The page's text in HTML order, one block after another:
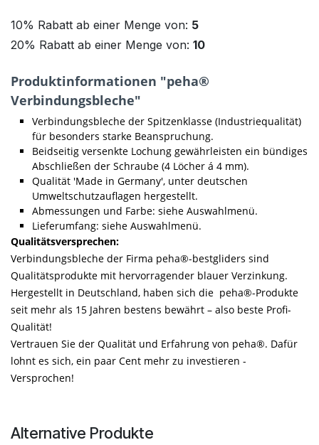
10% Rabatt ab einer Menge von: 5
20% Rabatt ab einer Menge von: 10
Produktinformationen "peha®
Verbindungsbleche"
Verbindungsbleche der Spitzenklasse (Industriequalität)
für besonders starke Beanspruchung.
Beidseitig versenkte Lochung gewährleisten ein bündiges
Abschließen der Schraube (4 Löcher á 4 mm).
Qualität 'Made in Germany', unter deutschen
Umweltschutzauflagen hergestellt.
Abmessungen und Farbe: siehe Auswahlmenü.
Lieferumfang: siehe Auswahlmenü.
Qualitätsversprechen:
Verbindungsbleche der Firma peha®-bestgliders sind
Qualitätsprodukte mit hervorragender blauer Verzinkung.
Hergestellt in Deutschland, haben sich die peha®-Produkte
seit mehr als 15 Jahren bestens bewährt – also beste Profi-
Qualität!
Vertrauen Sie der Qualität und Erfahrung von peha®. Dafür
lohnt es sich, ein paar Cent mehr zu investieren -
Versprochen!
Alternative Produkte